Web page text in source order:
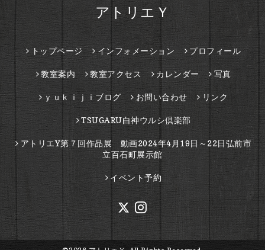
アトリエＹ
トップページ インフォメーション プロフィール
教室案内 教室アクセス カレンダー 写真
ｙｕｋｉｊｉブログ お問い合わせ リンク
TSUGARU白神ウルシ倶楽部
アトリエY第７回作品展 動画2024年4月19日～22日弘前市
立百石町展示館
イベント予約